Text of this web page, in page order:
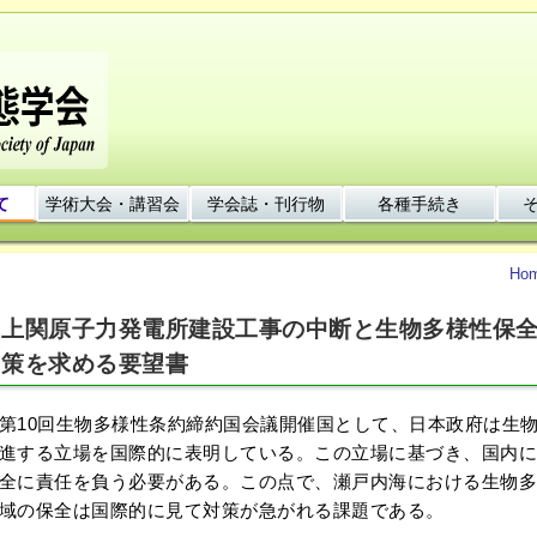
学術大会・講習会 学会誌・刊行物 各種手続き
上関原子力発電所建設工事の中断と生物多様性保
策を求める要望書
回生物多様性条約締約国会議開催国として、日本政府は生
する立場を国際的に表明している。この立場に基づき、国内
に責任を負う必要がある。この点で、瀬戸内海における生物
の保全は国際的に見て対策が急がれる課題である。